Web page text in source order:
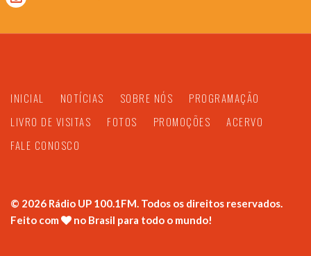
INICIAL NOTÍCIAS SOBRE NÓS
PROGRAMAÇÃO
LIVRO DE VISITAS
FOTOS PROMOÇÕES
ACERVO
FALE CONOSCO
© 2026 Rádio UP 100.1FM. Todos os direitos reservados.
Feito com
no Brasil para todo o mundo!